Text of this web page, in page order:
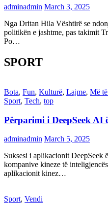
adminadmin March 3, 2025
Nga Dritan Hila Vështirë se
politikën e jashtme, pas takimit
Po…
SPORT
Bota, Fun, Kulturë, Lajme, Më
Sport, Tech, top
Përparimi i DeepSeek AI
adminadmin March 5, 2025
Suksesi i aplikacionit DeepSeek
kompanive kineze të
aplikacionit kinez…
Sport, Vendi